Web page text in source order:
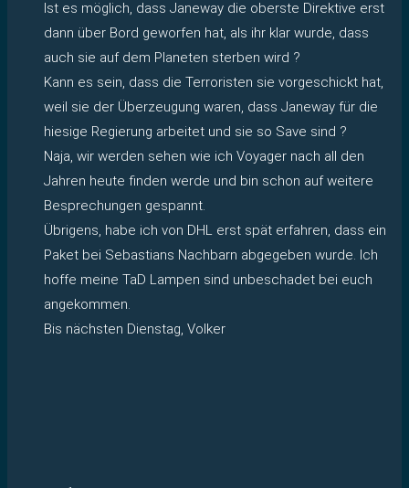
Ist es möglich, dass Janeway die oberste Direktive erst
dann über Bord geworfen hat, als ihr klar wurde, dass
auch sie auf dem Planeten sterben wird ?
Kann es sein, dass die Terroristen sie vorgeschickt hat,
weil sie der Überzeugung waren, dass Janeway für die
hiesige Regierung arbeitet und sie so Save sind ?
Naja, wir werden sehen wie ich Voyager nach all den
Jahren heute finden werde und bin schon auf weitere
Besprechungen gespannt.
Übrigens, habe ich von DHL erst spät erfahren, dass ein
Paket bei Sebastians Nachbarn abgegeben wurde. Ich
hoffe meine TaD Lampen sind unbeschadet bei euch
angekommen.
Bis nächsten Dienstag, Volker